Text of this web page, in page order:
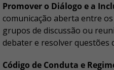
Promover o Diálogo e a
comunicação aberta entre
grupos de discussão ou
debater e resolver questões
Código de Conduta e